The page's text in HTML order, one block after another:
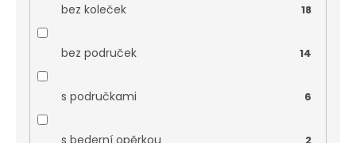
bez koleček 18
bez područek 14
s područkami 6
s bederní opěrkou